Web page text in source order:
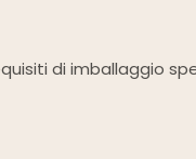
di imballaggio